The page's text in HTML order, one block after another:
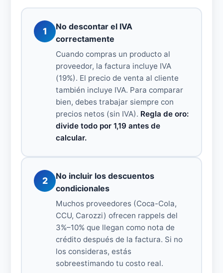
1
No descontar el IVA
correctamente
Cuando compras un producto al
proveedor, la factura incluye IVA
(19%). El precio de venta al cliente
también incluye IVA. Para comparar
bien, debes trabajar siempre con
precios netos (sin IVA). Regla de oro:
divide todo por 1,19 antes de
calcular.
2
No incluir los descuentos
condicionales
Muchos proveedores (Coca-Cola,
CCU, Carozzi) ofrecen rappels del
3%–10% que llegan como nota de
crédito después de la factura. Si no
los consideras, estás
sobreestimando tu costo real.